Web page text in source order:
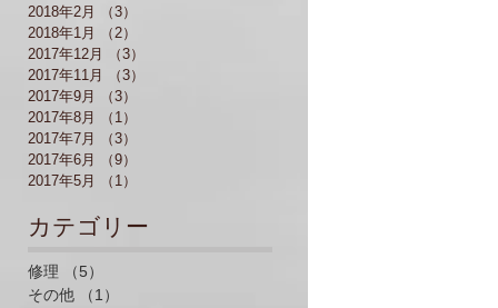
2018年2月
（3）
2018年1月
（2）
2017年12月
（3）
2017年11月
（3）
2017年9月
（3）
2017年8月
（1）
2017年7月
（3）
2017年6月
（9）
2017年5月
（1）
​カテゴリー
修理 （5）
その他
（1）